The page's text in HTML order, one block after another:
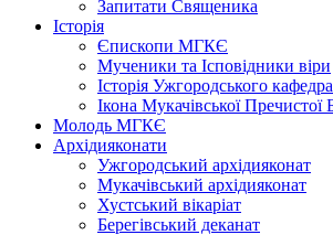
Запитати Священика
Історія
Єпископи МГКЄ
Мученики та Ісповідники віри
Історія Ужгородського
Ікона Мукачівської Пречистої
Молодь МГКЄ
Архідияконати
Ужгородський архідияконат
Мукачівський архідияконат
Хустський вікаріат
Берегівський деканат